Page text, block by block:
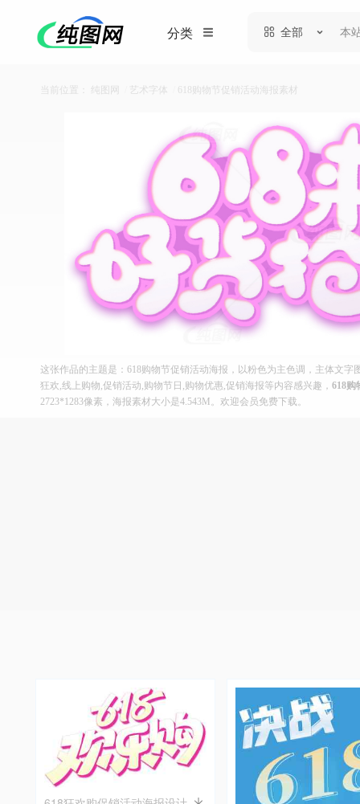
分类 全部
当前位置： 纯图网 艺术字体 618购物节促销活动海报素材
这张作品的主题是：618购物节促销活动海报，以粉色为主色调，主体文
狂欢,线上购物,促销活动,购物节日,购物优惠,促销海报等内容感兴趣， 618购
2723*1283像素，海报素材大小是4.543M。欢迎会员免费下载。